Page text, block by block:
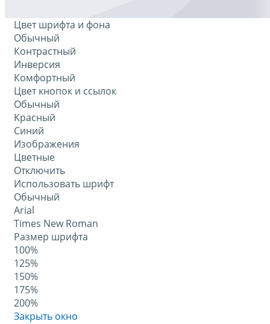
Цвет шрифта и фона
Обычный
Контрастный
Инверсия
Комфортный
Цвет кнопок и ссылок
Обычный
Красный
Синий
Изображения
Цветные
Отключить
Использовать шрифт
Обычный
Arial
Times New Roman
Размер шрифта
100%
125%
150%
175%
200%
Закрыть окно